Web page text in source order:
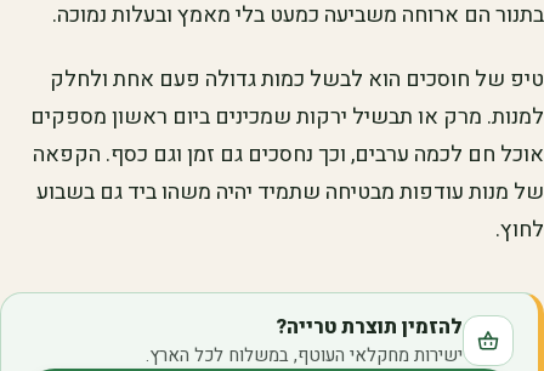
בתנור הם ארוחה משביעה כמעט בלי מאמץ ובעלות נמוכה.
טיפ של חוסכים הוא לבשל כמות גדולה פעם אחת ולחלק
למנות. מרק או תבשיל ירקות שמכינים ביום ראשון מספקים
אוכל חם לכמה ערבים, וכך נחסכים גם זמן וגם כסף. הקפאה
של מנות עודפות מבטיחה שתמיד יהיה משהו ביד גם בשבוע
לחוץ.
להזמין תוצרת טרייה?
ישירות מחקלאי העוטף, במשלוח לכל הארץ.